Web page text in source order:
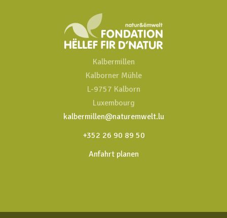
Kalbermillen
Kalborner Mühle
L-9757 Kalborn
Luxembourg
kalbermillen@naturemwelt.lu
+352 26 90 89 50
Anfahrt planen